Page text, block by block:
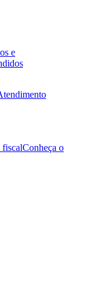
e
fiscalConheça o